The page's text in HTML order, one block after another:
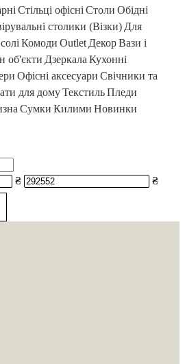
Стільці офісні Столи Обідні
столики (Візки) Для
Комоди Outlet ДекорВази і
об'єкти Дзеркала Кухонні
Офісні аксесуари Свічники та
для домуТекстильПледи
Сумки Килими Новинки
₴ ₴